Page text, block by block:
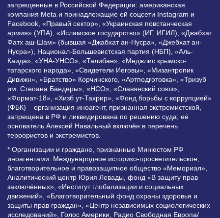
запрещенные в Российской Федерации: американская
компания Meta и принадлежащие ей соцсети Instagram и
Facebook, «Правый сектор», «Украинская повстанческая
армия» (УПА), «Исламское государство» (ИГ, ИГИЛ), «Джабхат
Фатх аш-Шам» (бывшая «Джабхат ан-Нусра», «Джебхат ан-
Нусра»), Национал-Большевистская партия (НБП), «Аль-
Каида», «УНА-УНСО», «Талибан», «Меджлис крымско-
татарского народа», «Свидетели Иеговы», «Мизантропик
Дивижн», «Братство» Корчинского, «Артподготовка», «Тризуб
им. Степана Бандеры», «НСО», «Славянский союз»,
«Формат-18», «Хизб ут-Тахрир», «Фонд борьбы с коррупцией»
(ФБК) – организация-иноагент, признанная экстремистской,
запрещена в РФ и ликвидирована по решению суда; её
основатель Алексей Навальный включён в перечень
террористов и экстремистов.
* Организации и граждане, признанные Минюстом РФ
иноагентами: Международное историко-просветительское,
благотворительное и правозащитное общество «Мемориал»,
Аналитический центр Юрия Левады, фонд «В защиту прав
заключённых», «Институт глобализации и социальных
движений», «Благотворительный фонд охраны здоровья и
защиты прав граждан», «Центр независимых социологических
исследований», Голос Америки, Радио Свободная Европа/